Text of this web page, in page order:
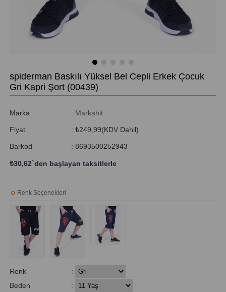
spiderman Baskılı Yüksel Bel Cepli Erkek Çocuk
Gri Kapri Şort (00439)
Marka : Markahit
Fiyat : ₺249,99(KDV Dahil)
Barkod : 8693500252943
₺30,62`den başlayan taksitlerle
Renk Seçenekleri
Renk
:
Beden
: